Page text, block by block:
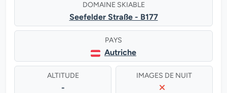
DOMAINE SKIABLE
Seefelder Straße - B177
PAYS
Autriche
ALTITUDE
-
IMAGES DE NUIT